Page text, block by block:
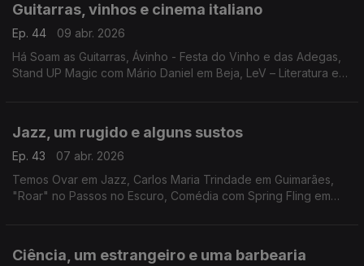
Guitarras, vinhos e cinema italiano
Ep. 44
09 abr. 2026
Há Soam as Guitarras, Ávinho - Festa do Vinho e das Adegas,
Stand UP Magic com Mário Daniel em Beja, LeV – Literatura em
Jazz, um rugido e alguns sustos
Ep. 43
07 abr. 2026
Temos Ovar em Jazz, Carlos Maria Trindade em Guimarães,
"Roar" no Passos no Escuro, Comédia com Spring Fling em
Ciência, um estrangeiro e uma barbearia